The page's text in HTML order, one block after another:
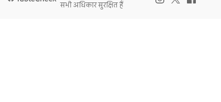
सभी अधिकार सुरक्षित हैं